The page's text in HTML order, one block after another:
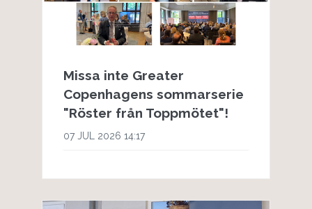
Missa inte Greater
Copenhagens sommarserie
"Röster från Toppmötet"!
07 JUL 2026 14:17